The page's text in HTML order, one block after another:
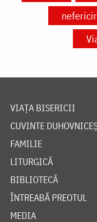
VIAȚA BISERICII
CUVINTE
FAMILIE
LITURGICĂ
BIBLIOTECĂ
ÎNTREABĂ PREOTUL
MEDIA